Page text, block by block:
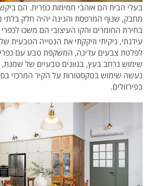
בעלי הבית הם אוהבי חמימות כפרית. הם
מחבק, שנוף המרפסת והגינה יהיה חלק
בחירת החומרים והקו העיצובי הם משכו לכפרי
עידנתי, ניקיתי וזיקקתי את הנטייה הטבעית
לפלטת צבעים עדינה, המשקפת טבע עם
שימוש נרחב בעץ, בגוונים טבעיים של שמנת,
נעשה שימוש בטקסטורות על הקיר המרכזי
בפירזולים.